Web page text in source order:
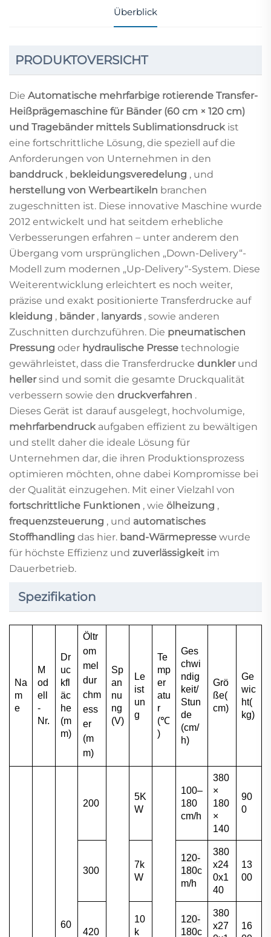
Überblick
PRODUKTOVERSICHT
Die Automatische mehrfarbige rotierende Transfer-
Heißprägemaschine für Bänder (60 cm × 120 cm)
und Tragebänder mittels Sublimationsdruck ist
eine fortschrittliche Lösung, die speziell auf die
Anforderungen von Unternehmen in den
banddruck , bekleidungsveredelung , und
herstellung von Werbeartikeln branchen
zugeschnitten ist. Diese innovative Maschine wurde
2012 entwickelt und hat seitdem erhebliche
Verbesserungen erfahren – unter anderem den
Übergang vom ursprünglichen „Down-Delivery“-
Modell zum modernen „Up-Delivery“-System. Diese
Weiterentwicklung erleichtert es noch weiter,
präzise und exakt positionierte Transferdrucke auf
kleidung , bänder , lanyards , sowie anderen
Zuschnitten durchzuführen. Die pneumatischen
Pressung oder hydraulische Presse technologie
gewährleistet, dass die Transferdrucke dunkler und
hellersind und somit die gesamte Druckqualität
verbessern sowie den druckverfahren .
Dieses Gerät ist darauf ausgelegt, hochvolumige,
mehrfarbendruck aufgaben effizient zu bewältigen
und stellt daher die ideale Lösung für
Unternehmen dar, die ihren Produktionsprozess
optimieren möchten, ohne dabei Kompromisse bei
der Qualität einzugehen. Mit einer Vielzahl von
fortschrittliche Funktionen , wie ölheizung ,
frequenzsteuerung , und automatisches
Stoffhandling das hier. band-Wärmepresse wurde
für höchste Effizienz und zuverlässigkeit im
Dauerbetrieb.
Spezifikation
Na
m
e
M
od
ell
-
Nr.
Dr
uc
kfl
äc
he
(m
m)
Öltr
om
mel
dur
chm
ess
er
(m
m)
Sp
an
nu
ng
(V)
Le
ist
un
g
Te
mp
er
atu
r
(℃
)
Ges
chwi
ndig
keit/
Stun
de
(cm/
h)
Grö
ße(
cm)
Ge
wic
ht(
kg)
60
200
5K
W
100–
180
cm/h
380
×
180
×
140
90
0
300
7k
W
120-
180c
m/h
380
x24
0x1
40
13
00
420
10
k
120-
180c
380
x27
16